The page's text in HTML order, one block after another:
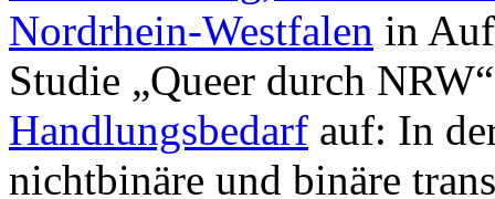
Nordrhein-Westfalen in
Studie „Queer durch
Handlungsbedarf auf: In
nichtbinäre und binäre